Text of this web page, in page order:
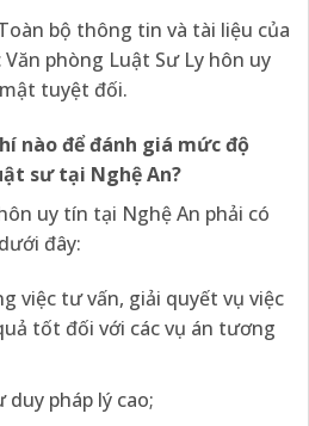
bộ thông tin và tài liệu của
phòng Luật Sư Ly hôn uy
tuyệt đối.
nào để đánh giá mức độ
sư tại Nghệ An?
uy tín tại Nghệ An phải có
đây:
việc tư vấn, giải quyết vụ việc
tốt đối với các vụ án tương
pháp lý cao;